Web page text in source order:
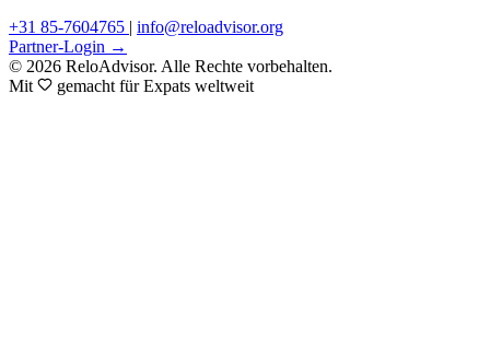
+31 85-7604765 | info@reloadvisor.org
Partner-Login →
© 2026 ReloAdvisor. Alle Rechte vorbehalten.
Mit
gemacht für Expats weltweit